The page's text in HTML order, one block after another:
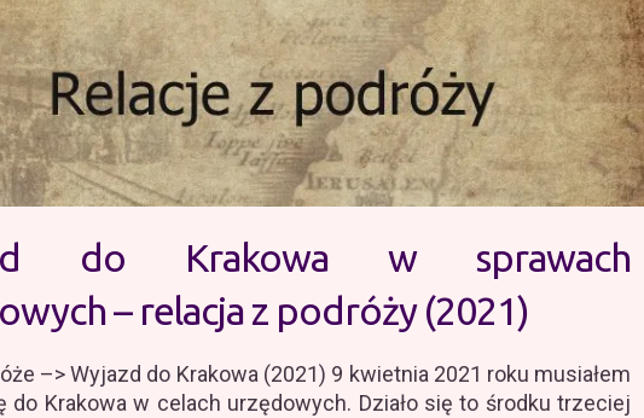
do Krakowa w sprawach
– relacja z podróży (2021)
–> Wyjazd do Krakowa (2021) 9 kwietnia 2021 roku musiałem
do Krakowa w celach urzędowych. Działo się to środku trzeciej